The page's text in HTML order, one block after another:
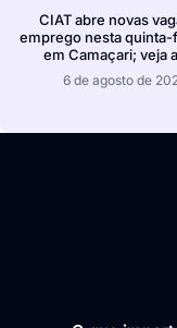
CIAT abre novas
emprego nesta quinta-
em Camaçari; veja
6 de agosto de